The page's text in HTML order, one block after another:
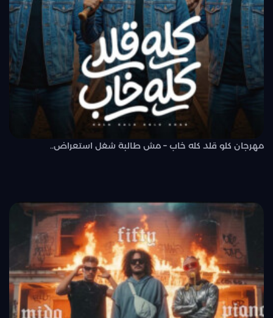
مهرجان كلو قلد كله خاب – مش طالبة شغل استعراض..